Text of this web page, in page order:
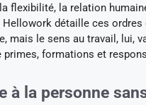
flexibilité, la relation
détaille ces ordres
mais le sens au travail, lui,
primes, formations et
à la personne